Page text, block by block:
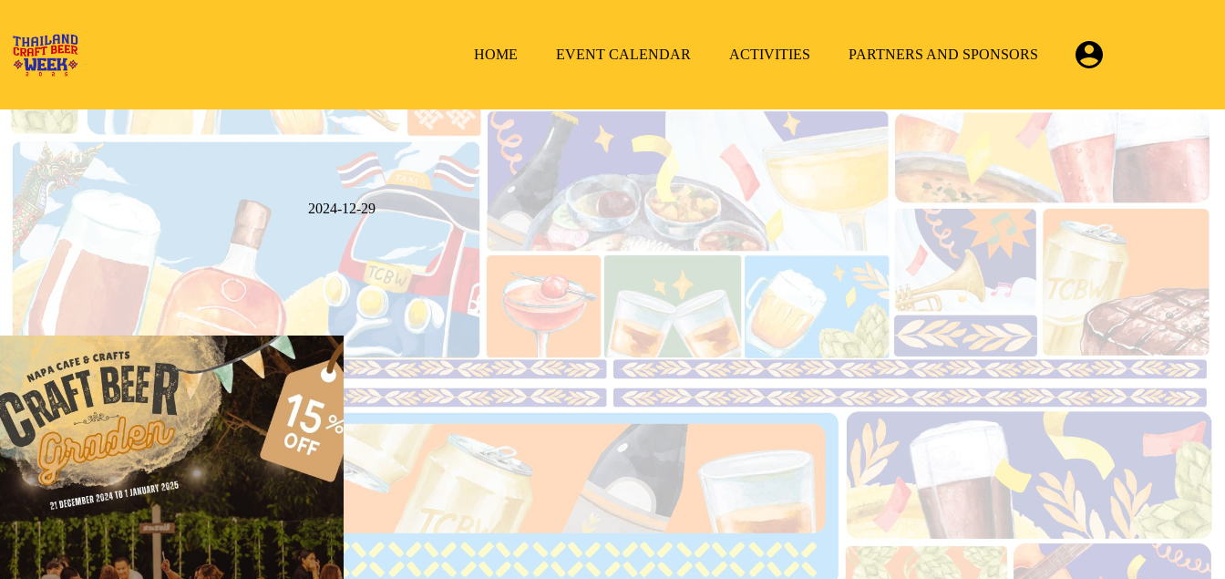
content
HOME
EVENT CALENDAR ACTIVITIES PARTNERS AND SPONSORS
2024-12-29